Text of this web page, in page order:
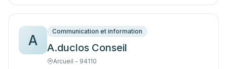
A
Communication et information
A.duclos Conseil
Arcueil - 94110